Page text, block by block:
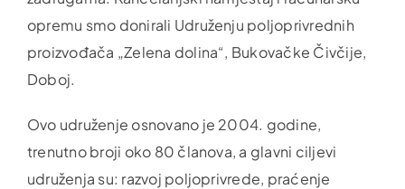
opremu smo donirali Udruženju poljoprivrednih
proizvođača „Zelena dolina“, Bukovačke Čivčije,
Doboj.
Ovo udruženje osnovano je 2004. godine,
trenutno broji oko 80 članova, a glavni ciljevi
udruženja su: razvoj poljoprivrede, praćenje